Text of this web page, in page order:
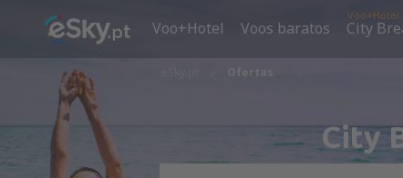
Voo+Hotel Voos baratos
Voo+Hotel
City
Ofertas
City